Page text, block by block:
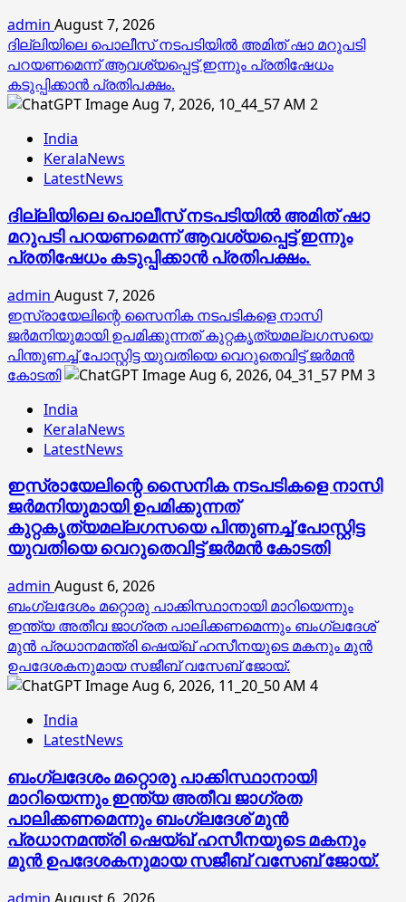
admin August 7, 2026
ദില്ലിയിലെ പൊലീസ് നടപടിയിൽ അമിത് ഷാ മറുപടി
പറയണമെന്ന് ആവശ്യപ്പെട്ട് ഇന്നും പ്രതിഷേധം
കടുപ്പിക്കാൻ പ്രതിപക്ഷം.
2
India
KeralaNews
LatestNews
ദില്ലിയിലെ പൊലീസ് നടപടിയിൽ അമിത് ഷാ
മറുപടി പറയണമെന്ന് ആവശ്യപ്പെട്ട് ഇന്നും
പ്രതിഷേധം കടുപ്പിക്കാൻ പ്രതിപക്ഷം.
admin August 7, 2026
ഇസ്രായേലിന്റെ സൈനിക നടപടികളെ നാസി
ജര്‍മനിയുമായി ഉപമിക്കുന്നത് കുറ്റകൃത്യമല്ലഗസയെ
പിന്തുണച്ച് പോസ്റ്റിട്ട യുവതിയെ വെറുതെവിട്ട് ജര്‍മന്‍
കോടതി
3
India
KeralaNews
LatestNews
ഇസ്രായേലിന്റെ സൈനിക നടപടികളെ നാസി
ജര്‍മനിയുമായി ഉപമിക്കുന്നത്
കുറ്റകൃത്യമല്ലഗസയെ പിന്തുണച്ച് പോസ്റ്റിട്ട
യുവതിയെ വെറുതെവിട്ട് ജര്‍മന്‍ കോടതി
admin August 6, 2026
ബംഗ്ലദേശം മറ്റൊരു പാക്കിസ്ഥാനായി മാറിയെന്നും
ഇന്ത്യ അതീവ ജാഗ്രത പാലിക്കണമെന്നും ബംഗ്ലദേശ്
മുൻ പ്രധാനമന്ത്രി ഷെയ്ഖ് ഹസീനയുടെ മകനും മുൻ
ഉപദേശകനുമായ സജീബ് വസേബ് ജോയ്.
4
India
LatestNews
ബംഗ്ലദേശം മറ്റൊരു പാക്കിസ്ഥാനായി
മാറിയെന്നും ഇന്ത്യ അതീവ ജാഗ്രത
പാലിക്കണമെന്നും ബംഗ്ലദേശ് മുൻ
പ്രധാനമന്ത്രി ഷെയ്ഖ് ഹസീനയുടെ മകനും
മുൻ ഉപദേശകനുമായ സജീബ് വസേബ് ജോയ്.
admin August 6, 2026